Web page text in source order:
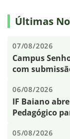
Últimas
07/08/2026
Campus
com
06/08/2026
IF Baiano
Pedagógico
05/08/2026